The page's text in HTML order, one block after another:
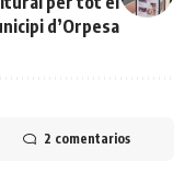
d’Orpesa
2 comentarios